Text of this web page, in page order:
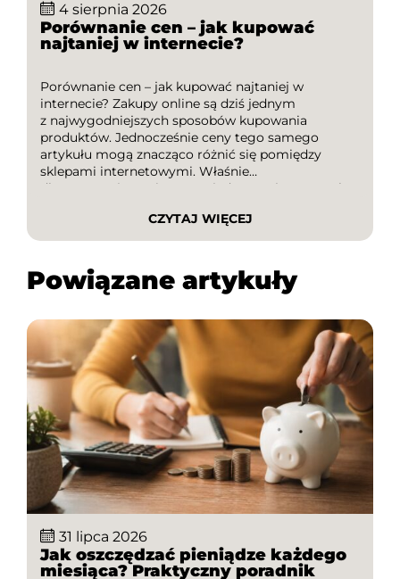
4 sierpnia 2026
Porównanie cen – jak kupować
najtaniej w internecie?
Porównanie cen – jak kupować najtaniej w
internecie? Zakupy online są dziś jednym
z najwygodniejszych sposobów kupowania
produktów. Jednocześnie ceny tego samego
artykułu mogą znacząco różnić się pomiędzy
sklepami internetowymi. Właśnie
dlatego porównanie cen to jeden z najprostszych
poradniku dowiesz się, jak kupować najtaniej w
internecie, dlaczego warto sprawdzać oferty
CZYTAJ WIĘCEJ
Powiązane artykuły
31 lipca 2026
Jak oszczędzać pieniądze każdego
miesiąca? Praktyczny poradnik